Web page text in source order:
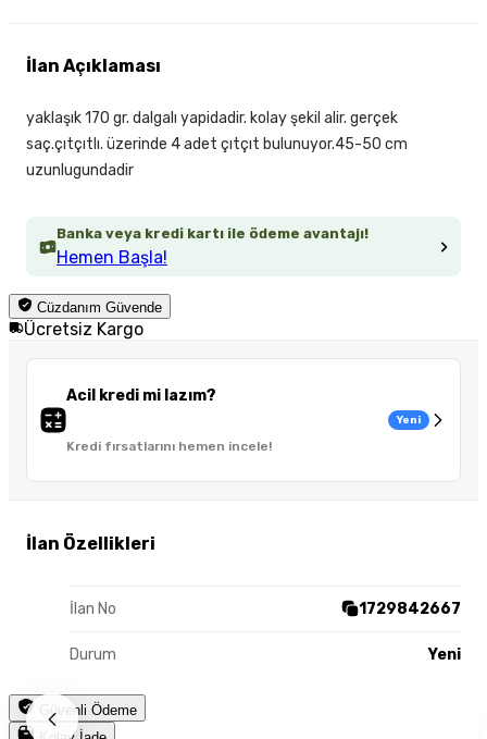
Banka veya kredi kartı ile ödeme avantajı!
Hemen Başla!
Cüzdanım Güvende
Ücretsiz Kargo
Acil kredi mi lazım?
Kredi fırsatlarını hemen incele!
Yeni
İlan Özellikleri
İlan No 1729842667
Durum Yeni
Güvenli Ödeme
İlan Açıklaması
yaklaşık 170 gr. dalgalı yapidadir. kolay şekil alir. gerçek
saç.çıtçıtlı. üzerinde 4 adet çıtçıt bulunuyor.45-50 cm
uzunlugundadir